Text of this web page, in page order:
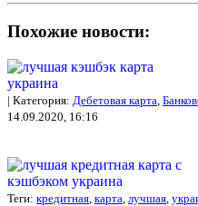
Похожие новости:
| Категория: Дебетовая карта
14.09.2020, 16:16
Теги: кредитная карта лучшая